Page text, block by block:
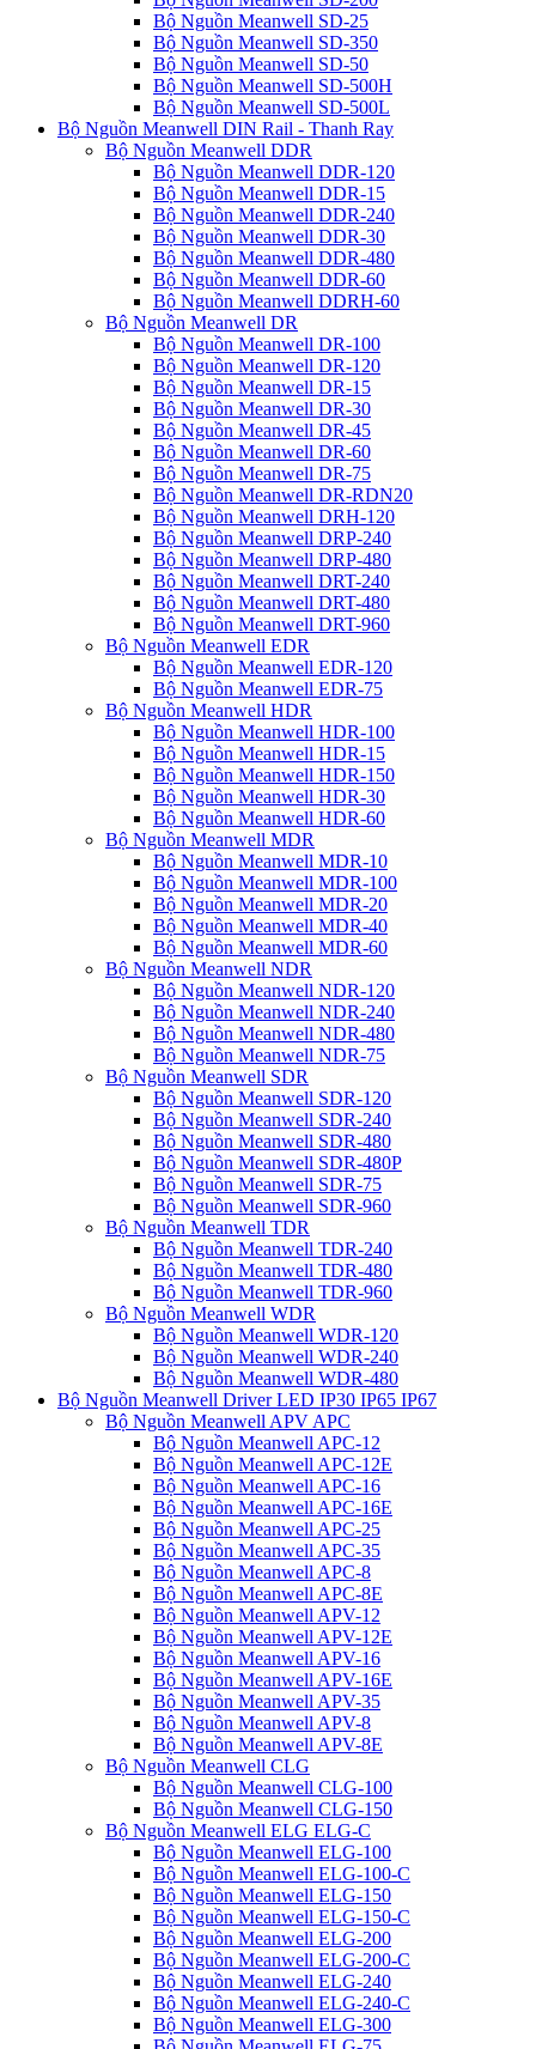
Bộ Nguồn Meanwell SD-25
Bộ Nguồn Meanwell SD-350
Bộ Nguồn Meanwell SD-50
Bộ Nguồn Meanwell SD-500H
Bộ Nguồn Meanwell SD-500L
Bộ Nguồn Meanwell DIN Rail - Thanh Ray
Bộ Nguồn Meanwell DDR
Bộ Nguồn Meanwell DDR-120
Bộ Nguồn Meanwell DDR-15
Bộ Nguồn Meanwell DDR-240
Bộ Nguồn Meanwell DDR-30
Bộ Nguồn Meanwell DDR-480
Bộ Nguồn Meanwell DDR-60
Bộ Nguồn Meanwell DDRH-60
Bộ Nguồn Meanwell DR
Bộ Nguồn Meanwell DR-100
Bộ Nguồn Meanwell DR-120
Bộ Nguồn Meanwell DR-15
Bộ Nguồn Meanwell DR-30
Bộ Nguồn Meanwell DR-45
Bộ Nguồn Meanwell DR-60
Bộ Nguồn Meanwell DR-75
Bộ Nguồn Meanwell DR-RDN20
Bộ Nguồn Meanwell DRH-120
Bộ Nguồn Meanwell DRP-240
Bộ Nguồn Meanwell DRP-480
Bộ Nguồn Meanwell DRT-240
Bộ Nguồn Meanwell DRT-480
Bộ Nguồn Meanwell DRT-960
Bộ Nguồn Meanwell EDR
Bộ Nguồn Meanwell EDR-120
Bộ Nguồn Meanwell EDR-75
Bộ Nguồn Meanwell HDR
Bộ Nguồn Meanwell HDR-100
Bộ Nguồn Meanwell HDR-15
Bộ Nguồn Meanwell HDR-150
Bộ Nguồn Meanwell HDR-30
Bộ Nguồn Meanwell HDR-60
Bộ Nguồn Meanwell MDR
Bộ Nguồn Meanwell MDR-10
Bộ Nguồn Meanwell MDR-100
Bộ Nguồn Meanwell MDR-20
Bộ Nguồn Meanwell MDR-40
Bộ Nguồn Meanwell MDR-60
Bộ Nguồn Meanwell NDR
Bộ Nguồn Meanwell NDR-120
Bộ Nguồn Meanwell NDR-240
Bộ Nguồn Meanwell NDR-480
Bộ Nguồn Meanwell NDR-75
Bộ Nguồn Meanwell SDR
Bộ Nguồn Meanwell SDR-120
Bộ Nguồn Meanwell SDR-240
Bộ Nguồn Meanwell SDR-480
Bộ Nguồn Meanwell SDR-480P
Bộ Nguồn Meanwell SDR-75
Bộ Nguồn Meanwell SDR-960
Bộ Nguồn Meanwell TDR
Bộ Nguồn Meanwell TDR-240
Bộ Nguồn Meanwell TDR-480
Bộ Nguồn Meanwell TDR-960
Bộ Nguồn Meanwell WDR
Bộ Nguồn Meanwell WDR-120
Bộ Nguồn Meanwell WDR-240
Bộ Nguồn Meanwell WDR-480
Bộ Nguồn Meanwell Driver LED IP30 IP65 IP67
Bộ Nguồn Meanwell APV APC
Bộ Nguồn Meanwell APC-12
Bộ Nguồn Meanwell APC-12E
Bộ Nguồn Meanwell APC-16
Bộ Nguồn Meanwell APC-16E
Bộ Nguồn Meanwell APC-25
Bộ Nguồn Meanwell APC-35
Bộ Nguồn Meanwell APC-8
Bộ Nguồn Meanwell APC-8E
Bộ Nguồn Meanwell APV-12
Bộ Nguồn Meanwell APV-12E
Bộ Nguồn Meanwell APV-16
Bộ Nguồn Meanwell APV-16E
Bộ Nguồn Meanwell APV-35
Bộ Nguồn Meanwell APV-8
Bộ Nguồn Meanwell APV-8E
Bộ Nguồn Meanwell CLG
Bộ Nguồn Meanwell CLG-100
Bộ Nguồn Meanwell CLG-150
Bộ Nguồn Meanwell ELG ELG-C
Bộ Nguồn Meanwell ELG-100
Bộ Nguồn Meanwell ELG-100-C
Bộ Nguồn Meanwell ELG-150
Bộ Nguồn Meanwell ELG-150-C
Bộ Nguồn Meanwell ELG-200
Bộ Nguồn Meanwell ELG-200-C
Bộ Nguồn Meanwell ELG-240
Bộ Nguồn Meanwell ELG-240-C
Bộ Nguồn Meanwell ELG-300